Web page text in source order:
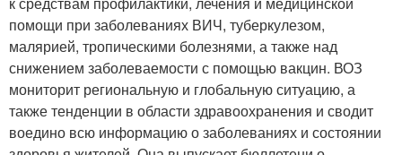
помощи при заболеваниях ВИЧ, туберкулезом,
малярией, тропическими болезнями, а также над
снижением заболеваемости с помощью вакцин. ВОЗ
мониторит региональную и глобальную ситуацию, а
также тенденции в области здравоохранения и сводит
воедино всю информацию о заболеваниях и состоянии